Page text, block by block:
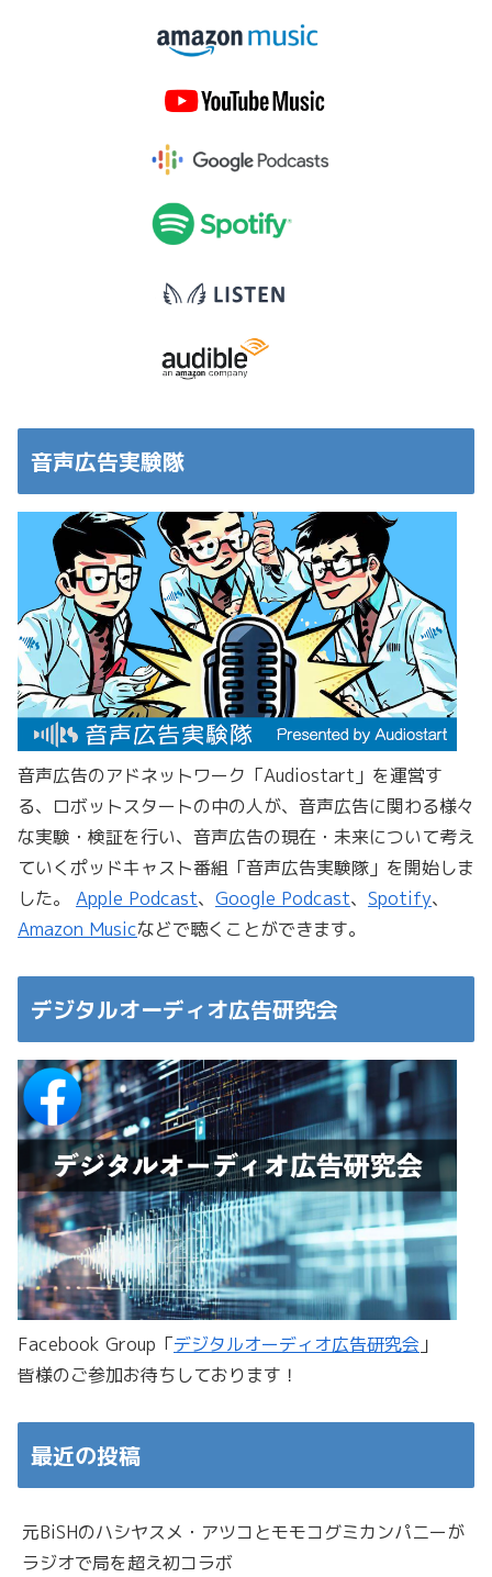
音声広告実験隊
音声広告のアドネットワーク「Audiostart」を運営す
る、ロボットスタートの中の人が、音声広告に関わる様々
な実験・検証を行い、音声広告の現在・未来について考え
ていくポッドキャスト番組「音声広告実験隊」を開始しま
した。 Apple Podcast、 Google Podcast、 Spotify、
Amazon Musicなどで聴くことができます。
デジタルオーディオ広告研究会
Facebook Group「デジタルオーディオ広告研究会 」
皆様のご参加お待ちしております！
最近の投稿
元BiSHのハシヤスメ・アツコとモモコグミカンパニーが
ラジオで局を超え初コラボ